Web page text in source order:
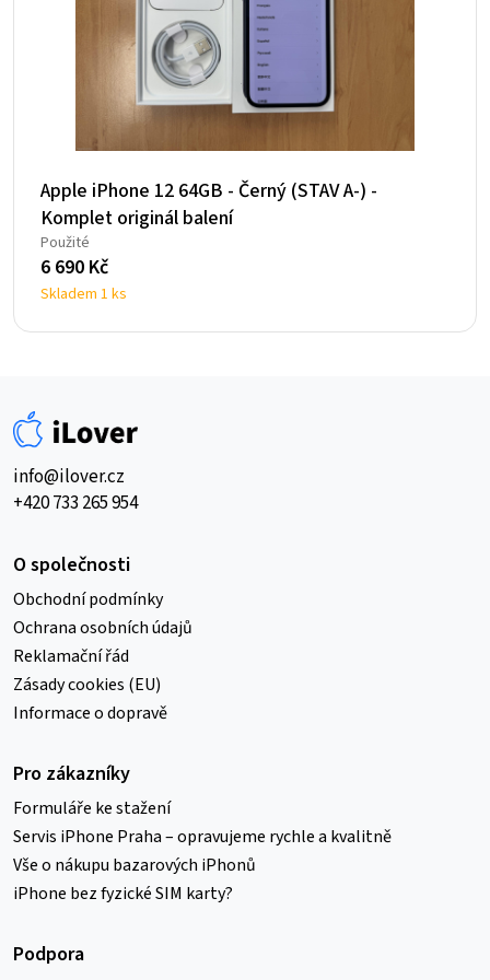
Apple iPhone 12 64GB - Černý (STAV A-) -
Komplet originál balení
Použité
6 690 Kč
Skladem 1 ks
info@ilover.cz
+420 733 265 954
O společnosti
Obchodní podmínky
Ochrana osobních údajů
Reklamační řád
Zásady cookies (EU)
Informace o dopravě
Pro zákazníky
Formuláře ke stažení
Servis iPhone Praha – opravujeme rychle a kvalitně
Vše o nákupu bazarových iPhonů
iPhone bez fyzické SIM karty?
Podpora